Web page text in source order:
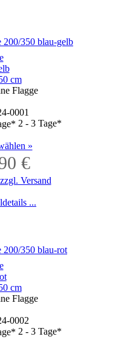
cm
Flagge
0001
2 - 3 Tage*
»
€
zzgl. Versand
...
cm
Flagge
0002
2 - 3 Tage*